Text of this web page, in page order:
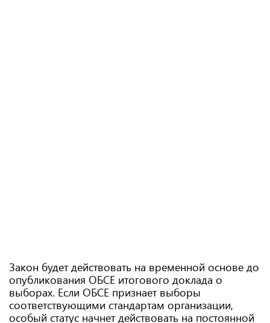
Закон будет действовать на временной основе до
опубликования ОБСЕ итогового доклада о
выборах. Если ОБСЕ признает выборы
соответствующими стандартам организации,
особый статус начнет действовать на постоянной